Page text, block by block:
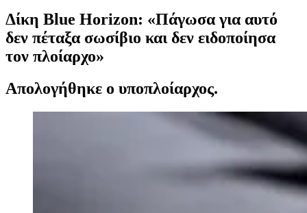
Δίκη Blue Horizon: «Πάγωσα για αυτό
δεν πέταξα σωσίβιο και δεν ειδοποίησα
τον πλοίαρχο»
Απολογήθηκε ο υποπλοίαρχος.